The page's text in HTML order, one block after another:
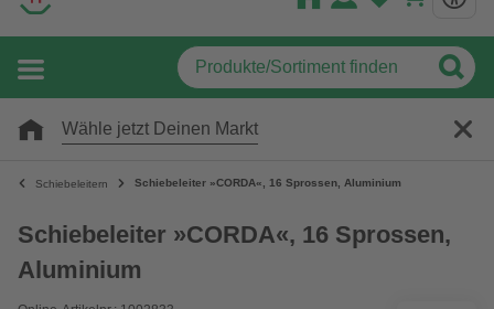
Wähle jetzt Deinen Markt
Schiebeleitern Schiebeleiter »CORDA«, 16 Sprossen, Aluminium
Schiebeleiter »CORDA«, 16 Sprossen,
Aluminium